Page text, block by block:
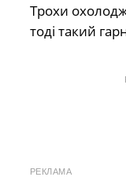
Трохи
тоді такий
РЕКЛАМА